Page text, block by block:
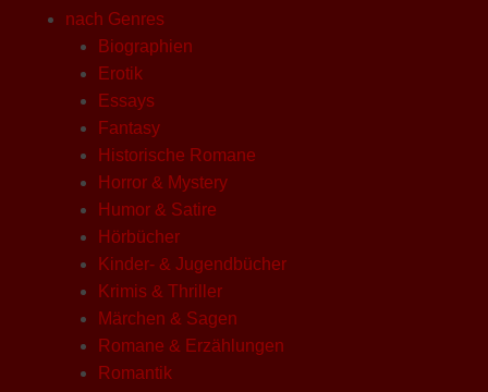
nach Genres
Biographien
Erotik
Essays
Fantasy
Historische Romane
Horror & Mystery
Humor & Satire
Hörbücher
Kinder- & Jugendbücher
Krimis & Thriller
Märchen & Sagen
Romane & Erzählungen
Romantik